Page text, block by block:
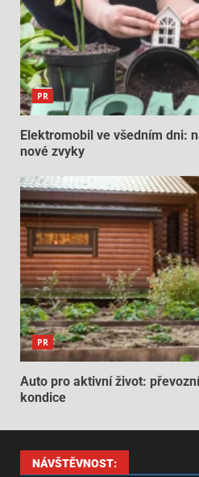
PR
Elektromobil ve všedním dni:
nové zvyky
PR
Auto pro aktivní život:
kondice
NÁVŠTĚVNOST: